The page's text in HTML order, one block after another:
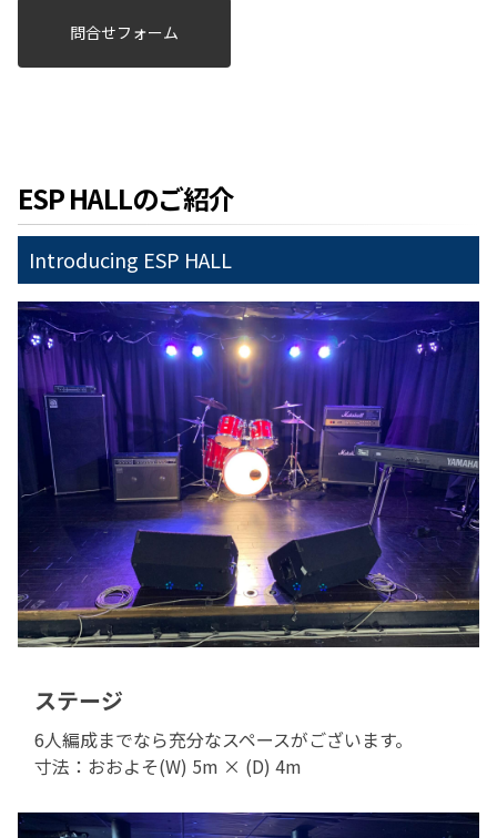
問合せフォーム
ESP HALLのご紹介
Introducing ESP HALL
ステージ
6人編成までなら充分なスペースがございます。
寸法：おおよそ(W) 5m × (D) 4m